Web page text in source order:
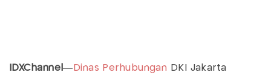
IDXChannel— Dinas Perhubungan DKI Jakarta